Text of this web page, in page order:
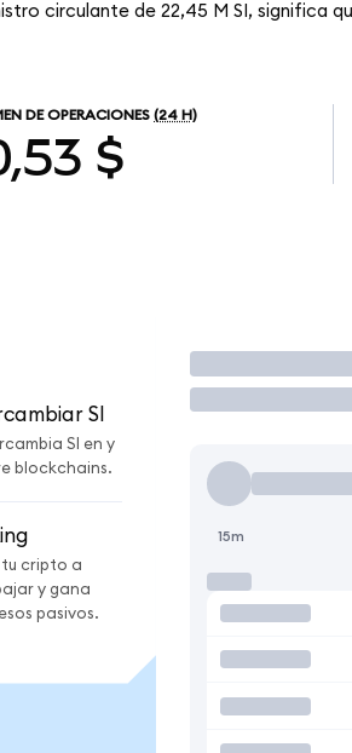
circulante de 22,45 M SI, significa
DE OPERACIONES (24 H)
$
SI
SI en y
blockchains.
tu cripto a
y gana
pasivos.
Operar
15m